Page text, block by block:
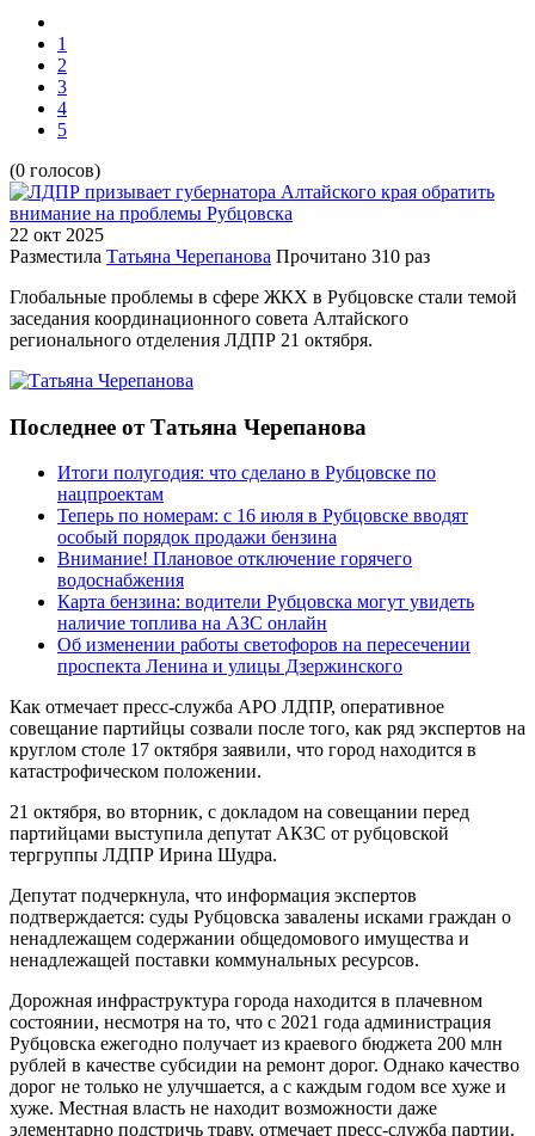
1
2
3
4
5
(0 голосов)
22 окт 2025
Разместила Татьяна Черепанова Прочитано 310 раз
Глобальные проблемы в сфере ЖКХ в Рубцовске стали темой
заседания координационного совета Алтайского
регионального отделения ЛДПР 21 октября.
Последнее от Татьяна Черепанова
Итоги полугодия: что сделано в Рубцовске по
нацпроектам
Теперь по номерам: с 16 июля в Рубцовске вводят
особый порядок продажи бензина
Внимание! Плановое отключение горячего
водоснабжения
Карта бензина: водители Рубцовска могут увидеть
наличие топлива на АЗС онлайн
Об изменении работы светофоров на пересечении
проспекта Ленина и улицы Дзержинского
Как отмечает пресс-служба АРО ЛДПР, оперативное
совещание партийцы созвали после того, как ряд экспертов на
круглом столе 17 октября заявили, что город находится в
катастрофическом положении.
21 октября, во вторник, с докладом на совещании перед
партийцами выступила депутат АКЗС от рубцовской
тергруппы ЛДПР Ирина Шудра.
Депутат подчеркнула, что информация экспертов
подтверждается: суды Рубцовска завалены исками граждан о
ненадлежащем содержании общедомового имущества и
ненадлежащей поставки коммунальных ресурсов.
Дорожная инфраструктура города находится в плачевном
состоянии, несмотря на то, что с 2021 года администрация
Рубцовска ежегодно получает из краевого бюджета 200 млн
рублей в качестве субсидии на ремонт дорог. Однако качество
дорог не только не улучшается, а с каждым годом все хуже и
хуже. Местная власть не находит возможности даже
элементарно подстричь траву, отмечает пресс-служба партии.